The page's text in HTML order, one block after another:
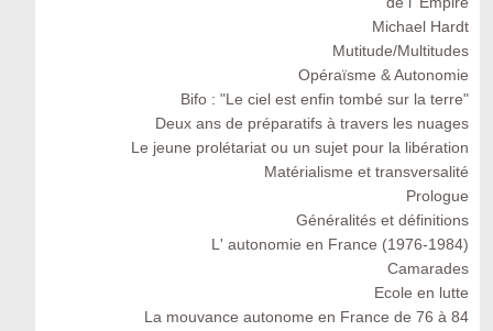
Michael Hardt
Mutitude/Multitudes
Opéraïsme & Autonomie
Bifo : "Le ciel est enfin tombé sur la terre"
Deux ans de préparatifs à travers les nuages
Le jeune prolétariat ou un sujet pour la libération
Matérialisme et transversalité
Prologue
Généralités et définitions
L' autonomie en France (1976-1984)
Camarades
Ecole en lutte
La mouvance autonome en France de 76 à 84